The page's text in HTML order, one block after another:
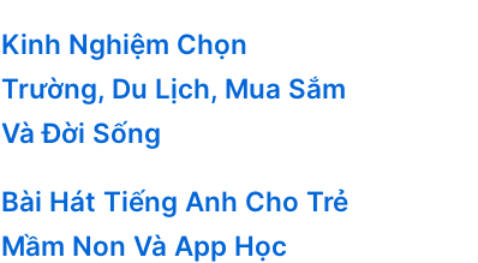
Kinh Nghiệm Chọn
Trường, Du Lịch, Mua Sắm
Và Đời Sống
Bài Hát Tiếng Anh Cho Trẻ
Mầm Non Và App Học